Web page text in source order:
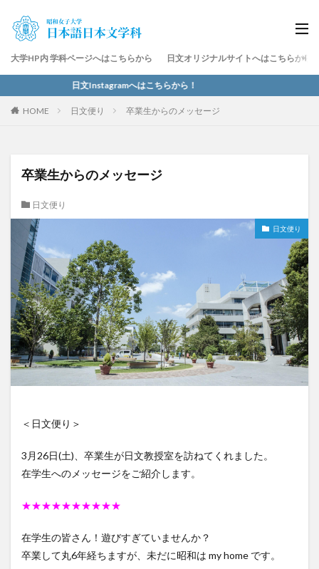
大学HP内 学科ページへはこちらから 日文オリジナルサイトへはこちらから
日文Instagramへはこちらから！
HOME 日文便り 卒業生からのメッセージ
卒業生からのメッセージ
日文便り
日文便り
＜日文便り＞
3月26日(土)、卒業生が日文教授室を訪ねてくれました。
在学生へのメッセージをご紹介します。
★★★★★★★★★★
在学生の皆さん！遊びすぎていませんか？
卒業して丸6年経ちますが、未だに昭和は my home です。